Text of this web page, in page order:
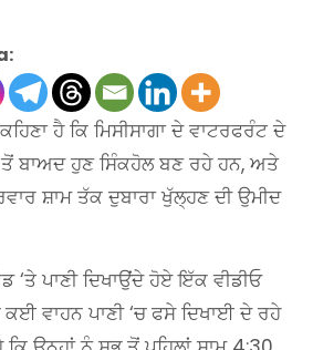
ਹੈ ਕਿ ਮਿਸੀਸਾਗਾ ਦੇ ਵਾਟਰਫਰੰਟ ਦੇ
ਬਾਅਦ ਹੁਣ ਸਿੰਕਹੋਲ ਬਣ ਰਹੇ ਹਨ, ਅਤੇ
ਸ਼ਾਮ ਤੱਕ ਦੁਬਾਰਾ ਖੁੱਲ੍ਹਣ ਦੀ ਉਮੀਦ
‘ਤੇ ਪਾਣੀ ਦਿਖਾਉਂਦੇ ਹੋਏ ਇੱਕ ਵੀਡੀਓ
ਕਈ ਵਾਹਨ ਪਾਣੀ ‘ਚ ਫਸੇ ਦਿਖਾਈ ਦੇ ਰਹੇ